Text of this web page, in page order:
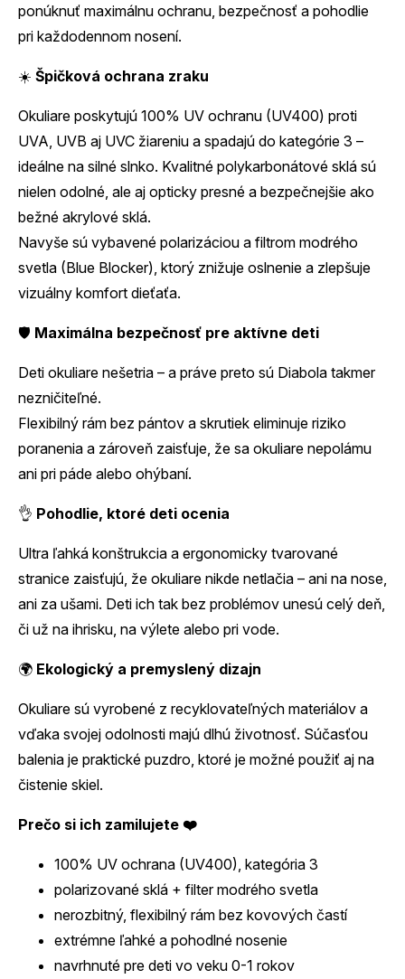
ponúknuť maximálnu ochranu, bezpečnosť a pohodlie
pri každodennom nosení.
☀️ Špičková ochrana zraku
Okuliare poskytujú 100% UV ochranu (UV400) proti
UVA, UVB aj UVC žiareniu a spadajú do kategórie 3 –
ideálne na silné slnko. Kvalitné polykarbonátové sklá sú
nielen odolné, ale aj opticky presné a bezpečnejšie ako
bežné akrylové sklá.
Navyše sú vybavené polarizáciou a filtrom modrého
svetla (Blue Blocker), ktorý znižuje oslnenie a zlepšuje
vizuálny komfort dieťaťa.
🛡️ Maximálna bezpečnosť pre aktívne deti
Deti okuliare nešetria – a práve preto sú Diabola takmer
nezničiteľné.
Flexibilný rám bez pántov a skrutiek eliminuje riziko
poranenia a zároveň zaisťuje, že sa okuliare nepolámu
ani pri páde alebo ohýbaní.
👌 Pohodlie, ktoré deti ocenia
Ultra ľahká konštrukcia a ergonomicky tvarované
stranice zaisťujú, že okuliare nikde netlačia – ani na nose,
ani za ušami. Deti ich tak bez problémov unesú celý deň,
či už na ihrisku, na výlete alebo pri vode.
🌍 Ekologický a premyslený dizajn
Okuliare sú vyrobené z recyklovateľných materiálov a
vďaka svojej odolnosti majú dlhú životnosť. Súčasťou
balenia je praktické puzdro, ktoré je možné použiť aj na
čistenie skiel.
Prečo si ich zamilujete ❤️
100% UV ochrana (UV400), kategória 3
polarizované sklá + filter modrého svetla
nerozbitný, flexibilný rám bez kovových častí
extrémne ľahké a pohodlné nosenie
navrhnuté pre deti vo veku 0-1 rokov